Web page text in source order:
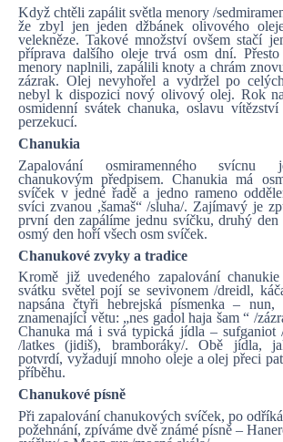
Když chtěli zapálit světla menory /
že zbyl jen jeden džbánek olivového
velekněze. Takové množství ovšem stačí
příprava dalšího oleje trvá osm dní.
menory naplnili, zapálili knoty a chrám
zázrak. Olej nevyhořel a vydržel po
nebyl k dispozici nový olivový olej. Rok
osmidenní svátek chanuka, oslavu vítězství
perzekucí.
Chanukia
Zapalování osmiramenného svícnu
chanukovým předpisem. Chanukia má
svíček v jedné řadě a jedno rameno
svíci zvanou ,šamaš“ /sluha/. Zajímavý je
první den zapálíme jednu svíčku, druhý
osmý den hoří všech osm svíček.
Chanukové zvyky a tradice
Kromě již uvedeného zapalování
svátku světel pojí se sevivonem /dreidl,
napsána čtyři hebrejská písmenka –
znamenající větu: „nes gadol haja šam “ /
Chanuka má i svá typická jídla –
/latkes (jidiš), bramboráky/. Obě jídla,
potvrdí, vyžadují mnoho oleje a olej přeci
příběhu.
Chanukové písně
Při zapalování chanukových svíček, po
požehnání, zpíváme dvě známé písně –